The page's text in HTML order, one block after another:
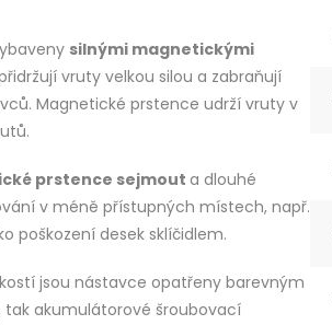
silnými magnetickými
vruty velkou silou a zabraňují
Magnetické prstence udrží vruty v
prstence sejmouta dlouhé
v méně přístupných místech, např.
poškození desek sklíčidlem.
jsou nástavce opatřeny barevným
tak akumulátorové šroubovací